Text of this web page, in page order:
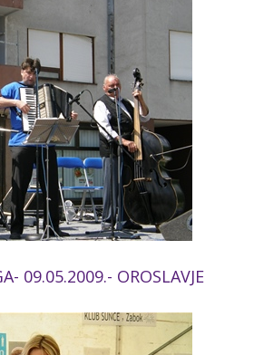
09.05.2009.- OROSLAVJE